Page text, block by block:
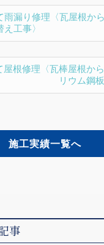
雨漏り修理〈瓦屋根か
工事〉
屋根修理〈瓦棒屋根か
リウム鋼
施工実績一覧へ
事